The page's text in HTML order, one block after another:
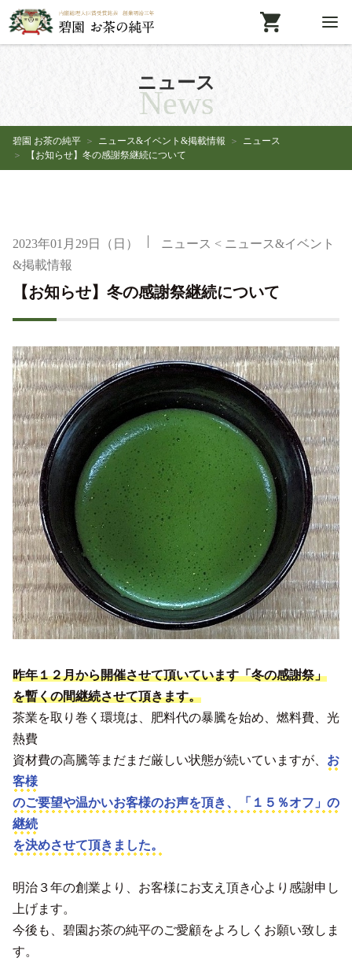
ニュース
News
碧園 お茶の純平 ニュース&イベント&掲載情報
ニュース
【お知らせ】冬の感謝祭継続について
2023年01月29日（日） ニュース < ニュース&イベント
&掲載情報
【お知らせ】冬の感謝祭継続について
昨年１２月から開催させて頂いています「冬の感謝祭」
を暫くの間継続させて頂きます。
茶業を取り巻く環境は、肥料代の暴騰を始め、燃料費、光
熱費
資材費の高騰等まだまだ厳しい状態が続いていますが、 お
客様
のご要望や温かいお客様のお声を頂き、「１５％オフ」の
継続
を決めさせて頂きました。
明治３年の創業より、お客様にお支え頂き心より感謝申し
上げます。
今後も、碧園お茶の純平のご愛顧をよろしくお願い致しま
す。